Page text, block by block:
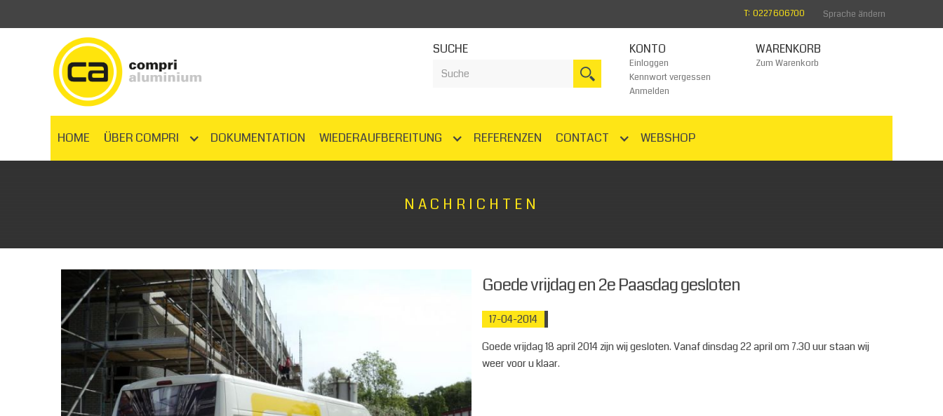
Sprache ändern
T: 0227 606700
KONTO
Einloggen
Kennwort vergessen
Anmelden
WARENKORB
Zum Warenkorb
SUCHE
HOME ÜBER COMPRI DOKUMENTATION WIEDERAUFBEREITUNG REFERENZEN CONTACT WEBSHOP
NACHRICHTEN
Goede vrijdag en 2e Paasdag gesloten
17-04-2014
Goede vrijdag 18 april 2014 zijn wij gesloten. Vanaf dinsdag 22 april om 7.30 uur staan wij
weer voor u klaar.